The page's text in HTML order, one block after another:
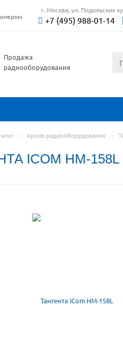
г. Москва, ул. Подольских
+7 (495) 988-01-14
Продажа
радиооборудования
- Архив радиооборудования -
ICOM HM-158L